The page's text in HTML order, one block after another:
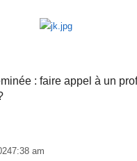
: faire appel à un
7:38 am